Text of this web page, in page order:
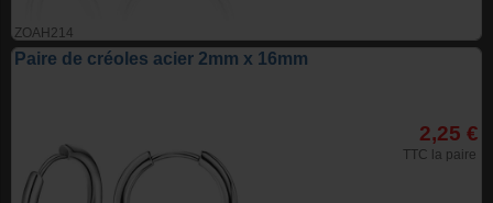
ZOAH214
Paire de créoles acier 2mm x 16mm
2,25 €
TTC la paire